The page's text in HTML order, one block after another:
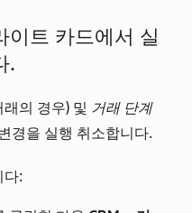
이트 카드에서 실
.
의 경우) 및 거래 단계
경을 실행 취소합니다.
다: